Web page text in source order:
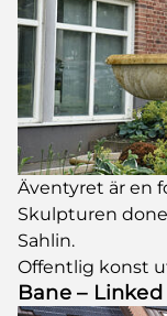
Äventyret är en
Skulpturen
Sahlin.
Offentlig konst
Bane – Linked